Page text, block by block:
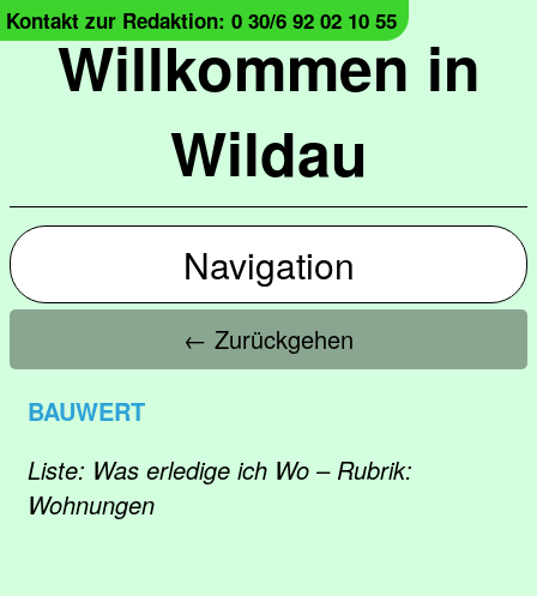
Willkommen in
Wildau
Kontakt zur Redaktion: 0 30/6 92 02 10 55
Navigation
← Zurückgehen
BAUWERT
Liste: Was erledige ich Wo – Rubrik:
Wohnungen